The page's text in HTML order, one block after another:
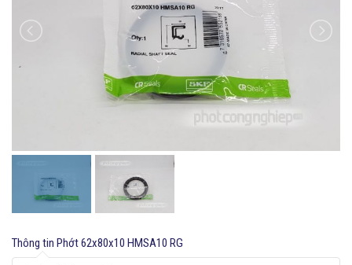
Thông tin Phớt 62x80x10 HMSA10 RG